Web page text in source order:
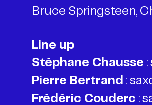
Bruce Springsteen,
Line up
Stéphane Chausse
Pierre Bertrand
Frédéric Couderc